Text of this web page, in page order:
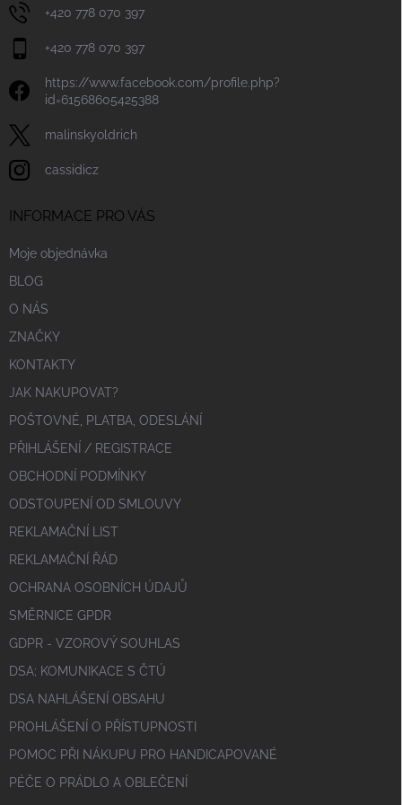
+420 778 070 397
+420 778 070 397
https://www.facebook.com/profile.php?
id=61568605425388
malinskyoldrich
cassidicz
INFORMACE PRO VÁS
Moje objednávka
BLOG
O NÁS
ZNAČKY
KONTAKTY
JAK NAKUPOVAT?
POŠTOVNÉ, PLATBA, ODESLÁNÍ
PŘIHLÁŠENÍ / REGISTRACE
OBCHODNÍ PODMÍNKY
ODSTOUPENÍ OD SMLOUVY
REKLAMAČNÍ LIST
REKLAMAČNÍ ŘÁD
OCHRANA OSOBNÍCH ÚDAJŮ
SMĚRNICE GPDR
GDPR - VZOROVÝ SOUHLAS
DSA; KOMUNIKACE S ČTÚ
DSA NAHLÁŠENÍ OBSAHU
PROHLÁŠENÍ O PŘÍSTUPNOSTI
POMOC PŘI NÁKUPU PRO HANDICAPOVANÉ
PÉČE O PRÁDLO A OBLEČENÍ